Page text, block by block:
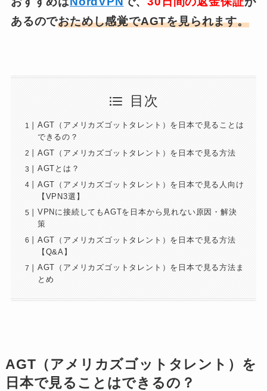
あるのでおためし感覚でAGTを見られます。
目次
AGT（アメリカズゴットタレント）を日本で見ることは
できるの？
AGT（アメリカズゴットタレント）を日本で見る方法
AGTとは？
AGT（アメリカズゴットタレント）を日本で見る人向け
【VPN3選】
VPNに接続してもAGTを日本から見れない原因・解決
策
AGT（アメリカズゴットタレント）を日本で見る方法
【Q&A】
AGT（アメリカズゴットタレント）を日本で見る方法ま
とめ
AGT（アメリカズゴットタレント）を
日本で見ることはできるの？